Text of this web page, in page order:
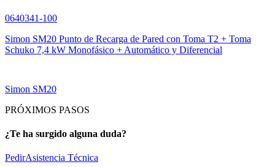
0640341-100
Simon SM20 Punto de Recarga de Pared con Toma T2 + Toma
Schuko 7,4 kW Monofásico + Automático y Diferencial
Simon SM20
PRÓXIMOS PASOS
¿Te ha surgido alguna duda?
PedirAsistencia Técnica